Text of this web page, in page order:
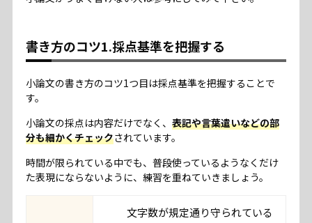
書き方のコツ1.採点基準を把握する
小論文の書き方のコツ1つ目は採点基準を把握することで
す。
小論文の採点は内容だけでなく、 表記や言葉遣いなどの部
分も細かくチェックされています。
時間が限られている中でも、普段使っているようなくだけ
た表現にならないように、練習を重ねていきましょう。
文字数が規定通り守られている